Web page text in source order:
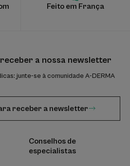
Feito em França
a nossa newsletter
junte-se à comunidade A-DERMA
receber a newsletter
Conselhos de
especialistas